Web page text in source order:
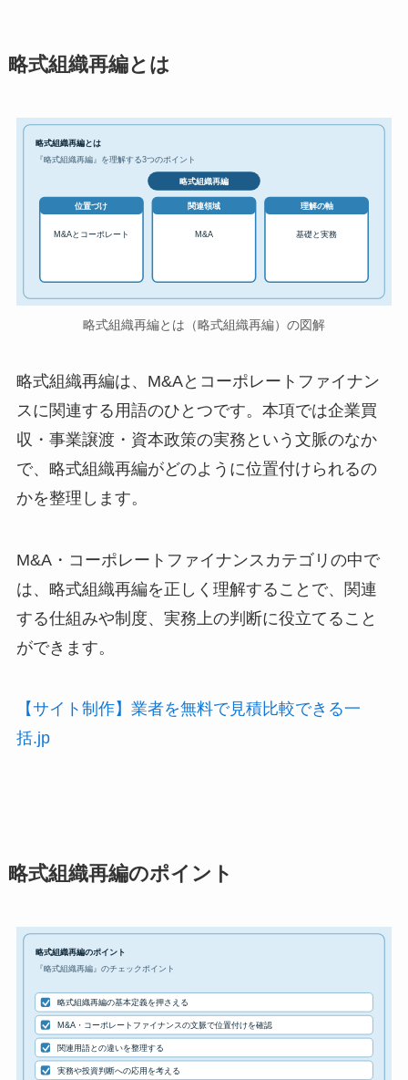
略式組織再編とは
略式組織再編とは
『略式組織再編』を理解する3つのポイント
略式組織再編
位置づけ
M&Aとコーポレート
関連領域
M&A
理解の軸
基礎と実務
略式組織再編とは（略式組織再編）の図解
略式組織再編は、M&Aとコーポレートファイナン
スに関連する用語のひとつです。本項では企業買
収・事業譲渡・資本政策の実務という文脈のなか
で、略式組織再編がどのように位置付けられるの
かを整理します。
M&A・コーポレートファイナンスカテゴリの中で
は、略式組織再編を正しく理解することで、関連
する仕組みや制度、実務上の判断に役立てること
ができます。
【サイト制作】業者を無料で見積比較できる一
括.jp
略式組織再編のポイント
略式組織再編のポイント
『略式組織再編』のチェックポイント
略式組織再編の基本定義を押さえる
M&A・コーポレートファイナンスの文脈で位置付けを確認
関連用語との違いを整理する
実務や投資判断への応用を考える